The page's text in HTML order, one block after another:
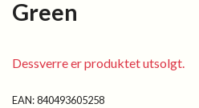
Green
Dessverre er produktet utsolgt.
EAN:840493605258